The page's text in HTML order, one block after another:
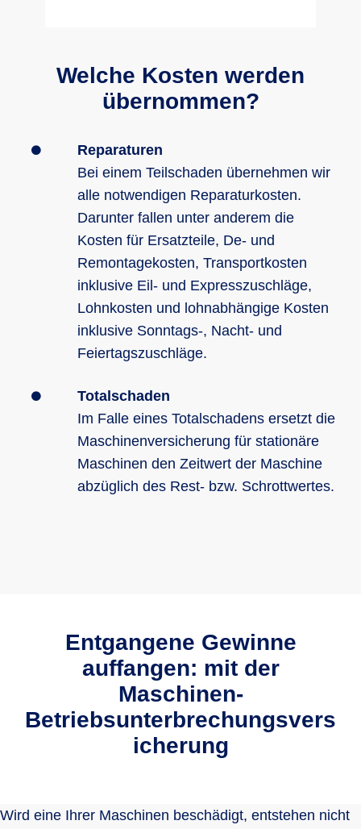
Welche Kosten werden
übernommen?
Reparaturen
Bei einem Teilschaden übernehmen wir
alle notwendigen Reparaturkosten.
Darunter fallen unter anderem die
Kosten für Ersatzteile, De- und
Remontagekosten, Transportkosten
inklusive Eil- und Expresszuschläge,
Lohnkosten und lohnabhängige Kosten
inklusive Sonntags-, Nacht- und
Feiertagszuschläge.
Totalschaden
Im Falle eines Totalschadens ersetzt die
Maschinenversicherung für stationäre
Maschinen den Zeitwert der Maschine
abzüglich des Rest- bzw. Schrottwertes.
Entgangene Gewinne
auffangen: mit der
Maschinen-
Betriebsunterbrechungsvers
icherung
Wird eine Ihrer Maschinen beschädigt, entstehen nicht